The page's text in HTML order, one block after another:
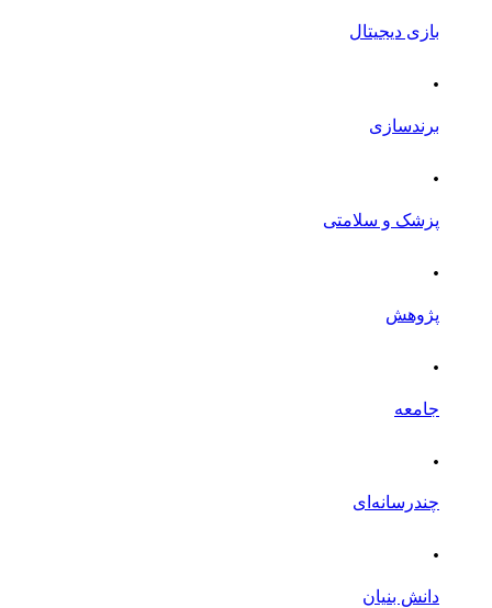
بازی دیجیتال
.
برندسازی
.
پزشک و سلامتی
.
پژوهش
.
جامعه
.
چندرسانه‌ای
.
دانش بنیان